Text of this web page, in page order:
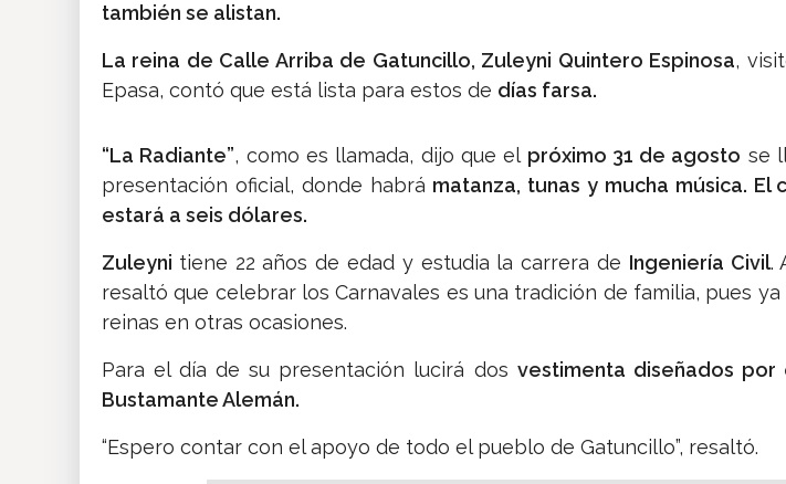
también se alistan.
La reina de Calle Arriba de Gatuncillo, Zuleyni Quintero Espinosa,
Epasa, contó que está lista para estos de días farsa.
“La Radiante”, como es llamada, dijo que el próximo 31 de agosto se
presentación oficial, donde habrá matanza, tunas y mucha música.
estará a seis dólares.
Zuleyni tiene 22 años de edad y estudia la carrera de Ingeniería Civil.
resaltó que celebrar los Carnavales es una tradición de familia, pues ya
reinas en otras ocasiones.
Para el día de su presentación lucirá dos vestimenta diseñados por
Bustamante Alemán.
“Espero contar con el apoyo de todo el pueblo de Gatuncillo”, resaltó.